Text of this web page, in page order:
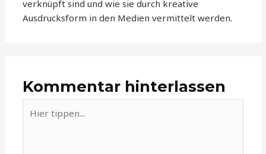
verknüpft sind und wie sie durch kreative
Ausdrucksform in den Medien vermittelt werden.
Kommentar hinterlassen
tippen...